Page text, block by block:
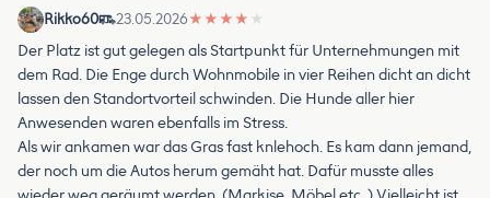
Rikko60 23.05.2026★ ★ ★ ★ ★
Der Platz ist gut gelegen als Startpunkt für Unternehmungen mit
dem Rad. Die Enge durch Wohnmobile in vier Reihen dicht an dicht
lassen den Standortvorteil schwinden. Die Hunde aller hier
Anwesenden waren ebenfalls im Stress.
Als wir ankamen war das Gras fast knlehoch. Es kam dann jemand,
der noch um die Autos herum gemäht hat. Dafür musste alles